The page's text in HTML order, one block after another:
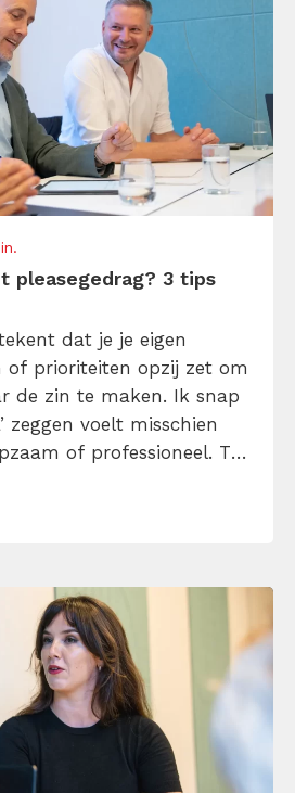
pleasegedrag? 3 tips
dat je je eigen
of prioriteiten opzij zet om
de zin te maken. Ik snap
zeggen voelt misschien
of professioneel. Tot
en je eigen werk